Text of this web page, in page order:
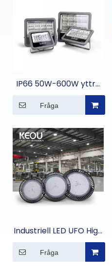
IP66 50W-600W yttre
Fråga
Industriell LED UFO High
Bay Light för lager
Fråga